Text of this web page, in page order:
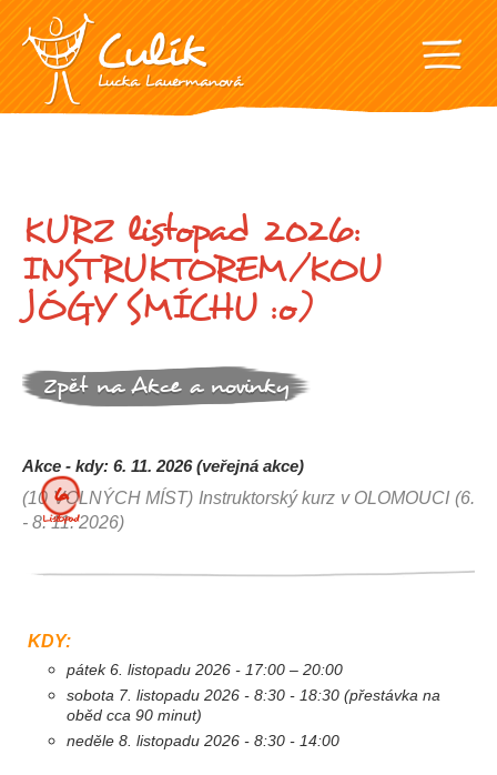
KURZ listopad 2026:
INSTRUKTOREM/KOU
JÓGY SMÍCHU :o)
Zpět na Akce a novinky
6.
Listopad
Akce - kdy: 6. 11. 2026 (veřejná akce)
(10 VOLNÝCH MÍST) Instruktorský kurz v OLOMOUCI (6.
- 8. 11. 2026)
KDY:
pátek 6. listopadu 2026 - 17:00 – 20:00
sobota 7. listopadu 2026 - 8:30 - 18:30 (přestávka na
oběd cca 90 minut)
neděle 8. listopadu 2026 - 8:30 - 14:00